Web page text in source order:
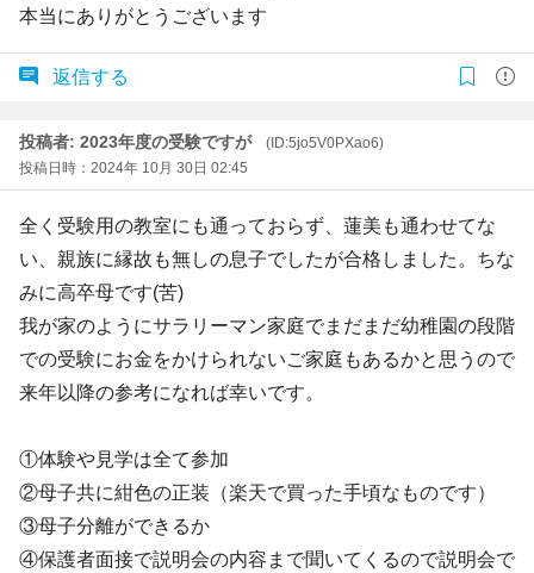
本当にありがとうございます
返信する
投稿者: 2023年度の受験ですが
(ID:5jo5V0PXao6)
投稿日時：2024年 10月 30日 02:45
全く受験用の教室にも通っておらず、蓮美も通わせてな
い、親族に縁故も無しの息子でしたが合格しました。ちな
みに高卒母です(苦)
我が家のようにサラリーマン家庭でまだまだ幼稚園の段階
での受験にお金をかけられないご家庭もあるかと思うので
来年以降の参考になれば幸いです。
①体験や見学は全て参加
②母子共に紺色の正装（楽天で買った手頃なものです）
③母子分離ができるか
④保護者面接で説明会の内容まで聞いてくるので説明会で